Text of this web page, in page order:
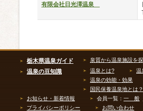
有限会社日光澤温泉
栃木県温泉ガイド 泉質から温泉施設を
温泉の豆知識 温泉とは? 温
温泉の効能・効果
国民保養温泉地とは？
お知らせ・新着情報
会員一覧： 一 般
プライバシーポリシー
お問い合わせ